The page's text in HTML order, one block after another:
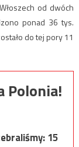
od dwóch
ponad 36 tys.
do tej pory 11
Polonia!
15